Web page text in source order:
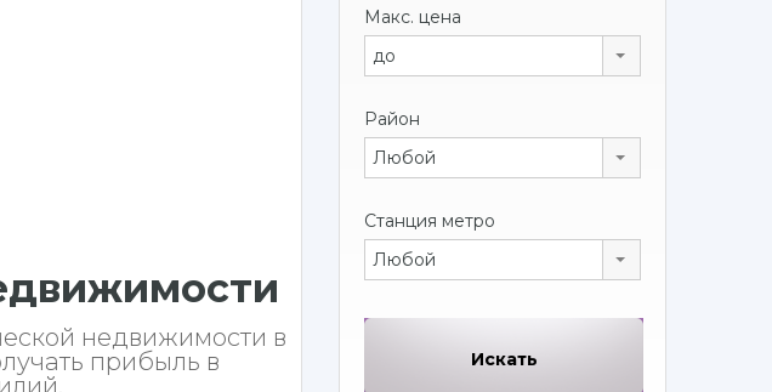
недвижимости в
прибыль в
Макс. цена
до
Район
Любой
Станция метро
Любой